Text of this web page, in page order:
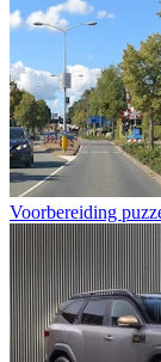
Voorbereiding